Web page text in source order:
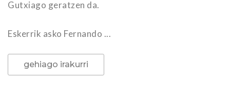
Gutxiago geratzen da.
Eskerrik asko Fernando ...
gehiago irakurri